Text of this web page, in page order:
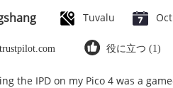
Tuvalu
trustpilot.com 役に立つ (1)
the IPD on my Pico 4 was a